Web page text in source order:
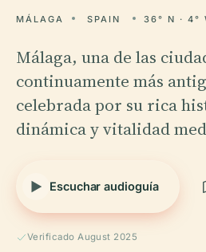
MÁLAGA SPAIN 36° N · 4°
Málaga, una de las
continuamente más
celebrada por su rica
dinámica y vitalidad
Escuchar audioguía
Verificado August 2025